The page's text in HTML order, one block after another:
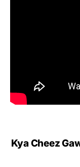
Kya Cheez